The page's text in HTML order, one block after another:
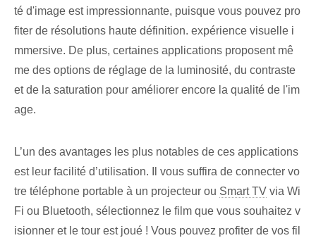
té d'image est impressionnante, puisque vous pouvez pro
fiter de résolutions haute définition. expérience visuelle i
mmersive. De plus, certaines applications proposent mê
me des options de réglage de la luminosité, du contraste
et de la saturation pour améliorer encore la qualité de l'im
age.
L’un des avantages les plus notables de ces applications
est leur facilité d’utilisation. Il vous suffira de connecter vo
tre téléphone portable à un projecteur ou Smart TV via Wi
Fi ou Bluetooth, sélectionnez le film que vous souhaitez v
isionner et le tour est joué ! Vous pouvez profiter de vos fil